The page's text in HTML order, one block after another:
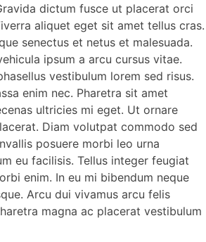
dictum fusce ut placerat orci
aliquet eget sit amet tellus cras.
senectus et netus et malesuada.
ipsum a arcu cursus vitae.
vestibulum lorem sed risus.
enim nec. Pharetra sit amet
ultricies mi eget. Ut ornare
Diam volutpat commodo sed
posuere morbi leo urna
eu facilisis. Tellus integer feugiat
enim. In eu mi bibendum neque
Arcu dui vivamus arcu felis
magna ac placerat vestibulum